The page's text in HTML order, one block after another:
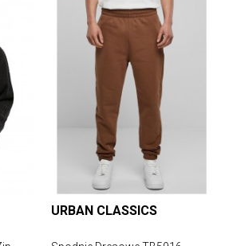
URBAN CLASSICS